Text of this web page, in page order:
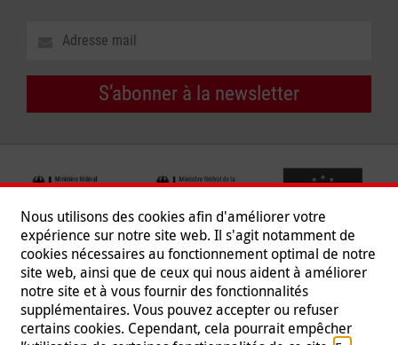
S’abonner à la newsletter
Suivez-nous
Nous utilisons des cookies afin d'améliorer votre
expérience sur notre site web. Il s'agit notamment de
cookies nécessaires au fonctionnement optimal de notre
site web, ainsi que de ceux qui nous aident à améliorer
notre site et à vous fournir des fonctionnalités
supplémentaires. Vous pouvez accepter ou refuser
certains cookies. Cependant, cela pourrait empêcher